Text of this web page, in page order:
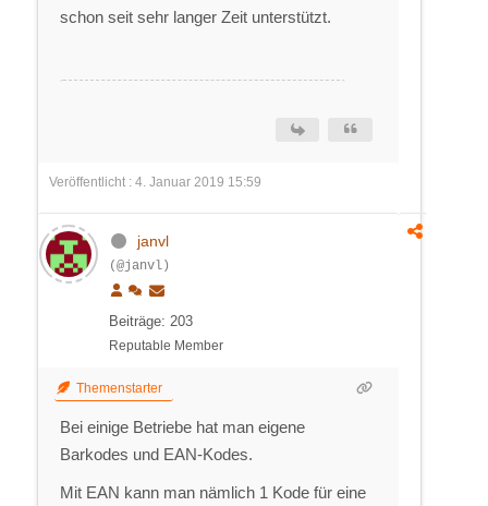
schon seit sehr langer Zeit unterstützt.
Veröffentlicht : 4. Januar 2019 15:59
janvl
(@janvl)
Beiträge: 203
Reputable Member
Themenstarter
Bei einige Betriebe hat man eigene
Barkodes und EAN-Kodes.
Mit EAN kann man nämlich 1 Kode für eine